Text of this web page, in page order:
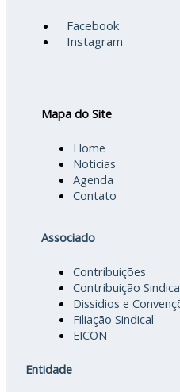
Facebook
Instagram
Mapa do Site
Home
Noticias
Agenda
Contato
Associado
Contribuições
Contribuição
Dissidios e
Filiação Sindical
EICON
Entidade